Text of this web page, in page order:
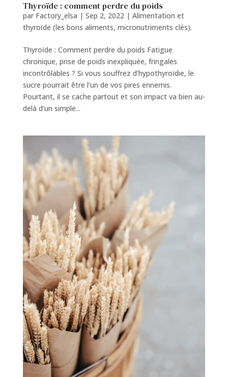
Thyroïde : comment perdre du poids
par Factory_elsa | Sep 2, 2022| Alimentation et
thyroïde (les bons aliments, micronutriments clés).
Thyroïde : Comment perdre du poids Fatigue
chronique, prise de poids inexpliquée, fringales
incontrôlables ? Si vous souffrez d’hypothyroïdie, le
sucre pourrait être l’un de vos pires ennemis.
Pourtant, il se cache partout et son impact va bien au-
delà d’un simple...